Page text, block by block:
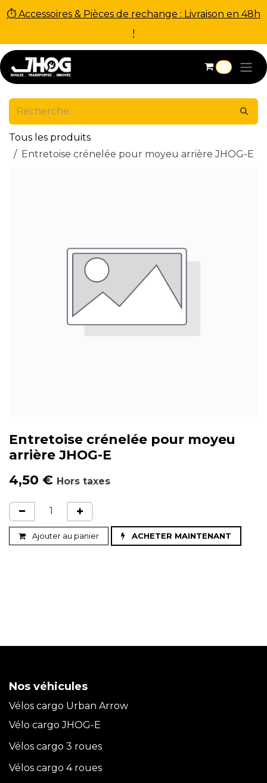
⏱ Accessoires & Pièces de rechange : Livraison en 48h
!
Se rendre au contenu
0
Tous les produits
Entretoise crénelée pour moyeu arrière JHOG-E
Entretoise crénelée pour moyeu
arrière JHOG-E
4,50 € Hors taxes
Ajouter au panier ACHETER MAINTENANT
Nos véhicules
Vélos cargo Urban Arrow
Vélo cargo JHOG-E
Vélos cargo 3 roues
Vélos cargo 4 roues